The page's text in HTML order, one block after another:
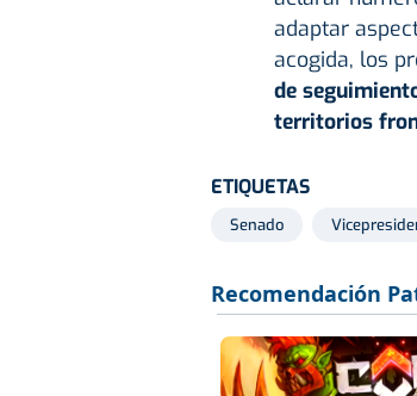
adaptar
acogida, los
de
territorios
ETIQUETAS
Senado